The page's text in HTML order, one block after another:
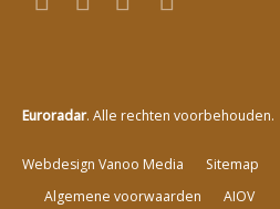
Euroradar. Alle rechten voorbehouden.
Webdesign Vanoo Media Sitemap
Algemene voorwaarden
AIOV